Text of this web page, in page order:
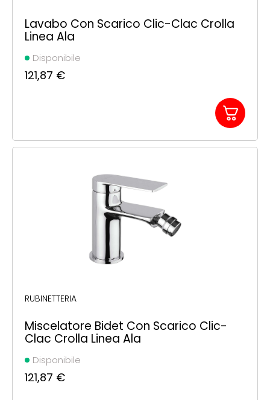
Lavabo Con Scarico Clic-Clac Crolla
Linea Ala
Disponibile
121,87 €
RUBINETTERIA
Miscelatore Bidet Con Scarico Clic-
Clac Crolla Linea Ala
Disponibile
121,87 €